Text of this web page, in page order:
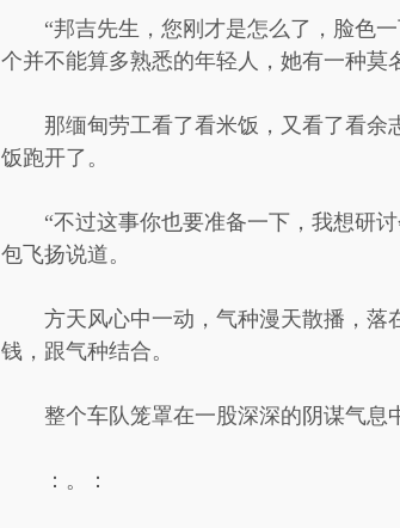
“邦吉先生，您刚才是怎么了，脸色
个并不能算多熟悉的年轻人，她有一种莫
那缅甸劳工看了看米饭，又看了看
饭跑开了。
“不过这事你也要准备一下，我想研
包飞扬说道。
方天风心中一动，气种漫天散播，落
钱，跟气种结合。
整个车队笼罩在一股深深的阴谋气息
：。：